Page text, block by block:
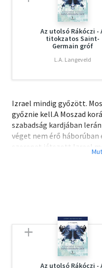
Az utolsó Rákóczi -
titokzatos Saint-
Germain gróf
L.A. Langeveld
Izrael mindig győzött.
győznie kell.A Moszad
szabadság kardjában
véget nem érő
szerepet játszott Izrael
stratégiájának
Izrael nemzetként és
köszönheti a sikerét,-
Hamászra,- milyen árat
Moszadban dolgozik,-
nyugati hatalmak,
Az utolsó Rákóczi -